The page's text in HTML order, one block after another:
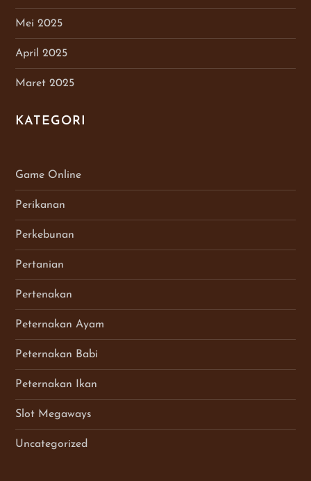
Mei 2025
April 2025
Maret 2025
KATEGORI
Game Online
Perikanan
Perkebunan
Pertanian
Pertenakan
Peternakan Ayam
Peternakan Babi
Peternakan Ikan
Slot Megaways
Uncategorized